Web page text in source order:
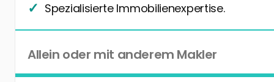
Spezialisierte Immobilienexpertise.
Allein oder mit anderem Makler